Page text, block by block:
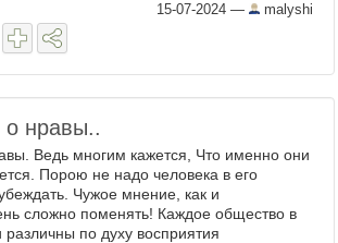
15-07-2024 — malyshi
нравы..
Ведь многим кажется, Что именно они
Порою не надо человека в его
Чужое мнение, как и
сложно поменять! Каждое общество в
различны по духу восприятия